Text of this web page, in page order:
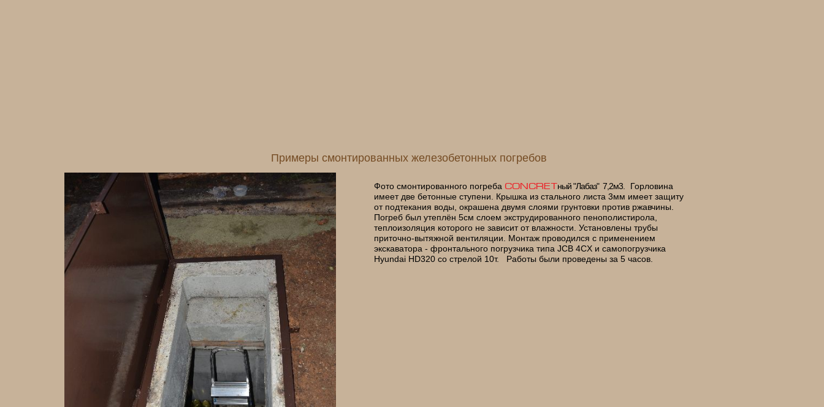
Примеры смонтированных железобетонных погребов
Фото смонтированного погреба CONCRETный"Лабаз" 7,2м3 . Горловина
имеет две бетонные ступени. Крышка из стального листа 3мм имеет защиту
от подтекания воды, окрашена двумя слоями грунтовки против ржавчины.
Погреб был утеплён 5см слоем экструдированного пенополистирола,
теплоизоляция которого не зависит от влажности. Установлены трубы
приточно-вытяжной вентиляции. Монтаж проводился с применением
экскаватора - фронтального погрузчика типа JCB 4CX и самопогрузчика
Hyundai HD320 со стрелой 10т. Работы были проведены за 5 часов.